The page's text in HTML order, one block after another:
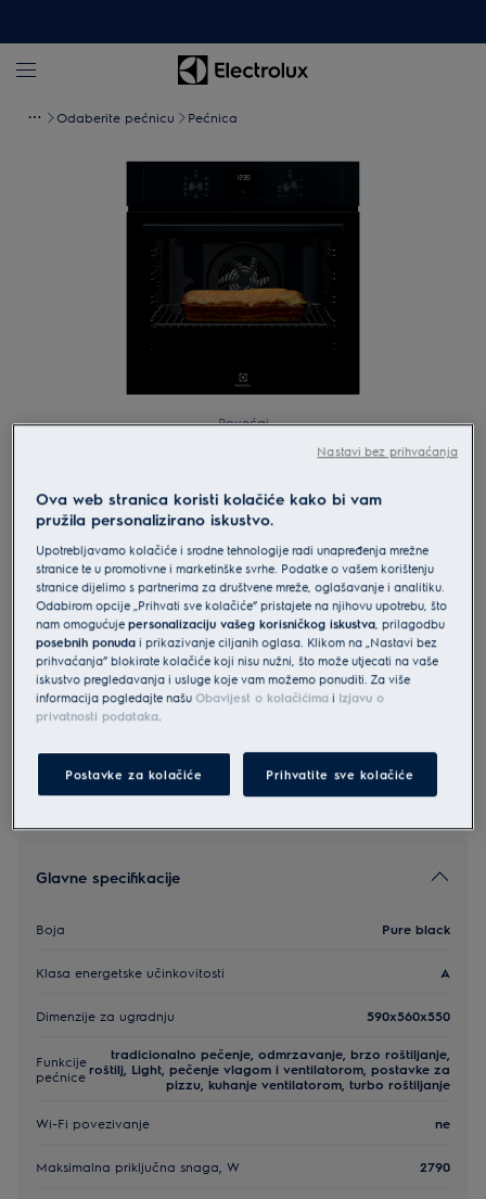
Odaberite pećnicu Pećnica
Povećaj
EOF3H40TH
Electrolux 500 SurroundCook
ugradbena pećnica
4.8 (1343)
Informacijski list proizvoda
Sigurnosne upute i sigurnosna upozorenja prema EU
regulativi 2023/988 navedeni su u poglavljima 1 i 2
pročitajte cijeli korisnički priručnik.
Glavne specifikacije
Boja Pure black
Klasa energetske učinkovitosti A
Dimenzije za ugradnju 590x560x550
Funkcije
pećnice
tradicionalno pečenje, odmrzavanje, brzo roštiljanje,
roštilj, Light, pečenje vlagom i ventilatorom, postavke za
pizzu, kuhanje ventilatorom, turbo roštiljanje
Wi-Fi povezivanje ne
Maksimalna priključna snaga, W 2790
Ova web stranica koristi kolačiće kako bi vam
pružila personalizirano iskustvo.
Upotrebljavamo kolačiće i srodne tehnologije radi unapređenja mrežne
stranice te u promotivne i marketinške svrhe. Podatke o vašem korištenju
stranice dijelimo s partnerima za društvene mreže, oglašavanje i analitiku.
Odabirom opcije „Prihvati sve kolačiće” pristajete na njihovu upotrebu, što
nam omogućujepersonalizaciju vašeg korisničkog iskustva, prilagodbu
posebnih ponuda i prikazivanje ciljanih oglasa. Klikom na „Nastavi bez
prihvaćanja” blokirate kolačiće koji nisu nužni, što može utjecati na vaše
iskustvo pregledavanja i usluge koje vam možemo ponuditi. Za više
informacija pogledajte našuObavijest o kolačićima i Izjavu o
privatnosti podataka.
Postavke za kolačiće Prihvatite sve kolačiće
Nastavi bez prihvaćanja